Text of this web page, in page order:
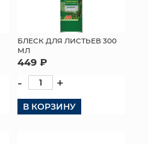
БЛЕСК ДЛЯ ЛИСТЬЕВ 300
МЛ
449 ₽
- +
В КОРЗИНУ